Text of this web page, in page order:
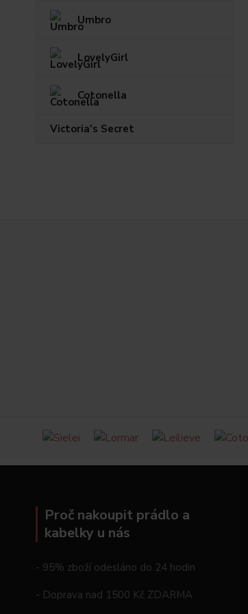
Umbro
LovelyGirl
Cotonella
Victoria's Secret
Proč nakoupit prádlo a
kabelky u nás
- 95% zboží odesláno do 24 hodin
- Doprava nad 1500 Kč ZDARMA